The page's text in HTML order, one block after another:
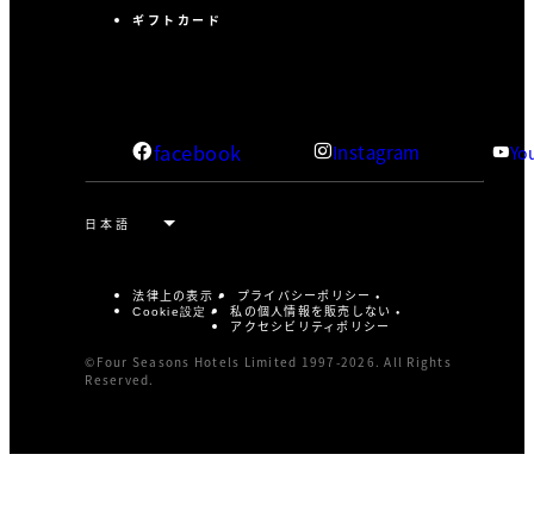
ギフトカード
facebook Instagram
法律上の表示 プライバシーポリシー
Cookie設定
私の個人情報を販売しない
アクセシビリティポリシー
©Four Seasons Hotels Limited 1997-2026. All Rights
Reserved.